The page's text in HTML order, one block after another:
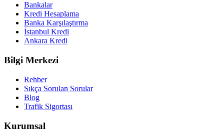
Bankalar
Kredi Hesaplama
Banka Karşılaştırma
İstanbul Kredi
Ankara Kredi
Bilgi Merkezi
Rehber
Sıkça Sorulan Sorular
Blog
Trafik Sigortası
Kurumsal